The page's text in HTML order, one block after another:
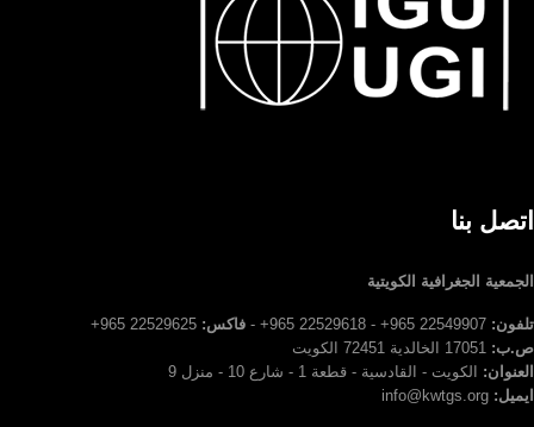
اتصل بنا
الجمعية الجغرافية الكويتية
تلفون: فاكس: 22529625 965+
ص.ب: 17051 الخالدية 72451 الكويت
العنوان:
الكويت - القادسية - قطعة 1 - شارع 10 - منزل 9
ايميل: info@kwtgs.org